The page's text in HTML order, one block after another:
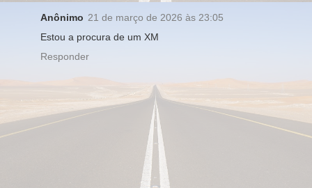
Anônimo 21 de março de 2026 às 23:05
Estou a procura de um XM
Responder